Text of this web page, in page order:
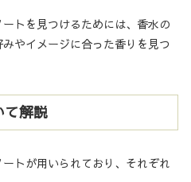
トを見つけるためには、香水の
やイメージに合った香りを見つ
て解説
トが用いられており、それぞれ